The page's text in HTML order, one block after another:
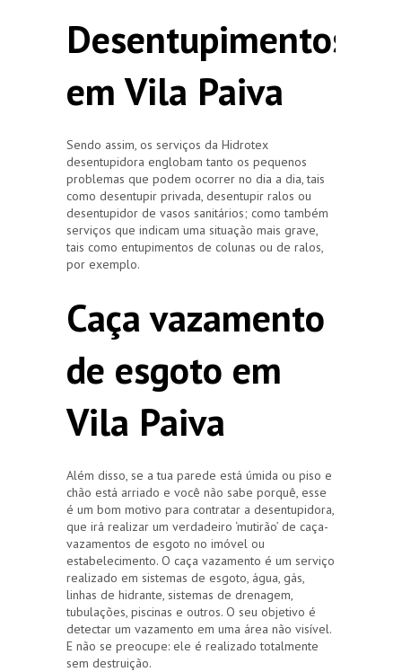
Desentupimentos
em Vila Paiva
Sendo assim, os serviços da Hidrotex
desentupidora englobam tanto os pequenos
problemas que podem ocorrer no dia a dia, tais
como desentupir privada, desentupir ralos ou
desentupidor de vasos sanitários; como também
serviços que indicam uma situação mais grave,
tais como entupimentos de colunas ou de ralos,
por exemplo.
Caça vazamento
de esgoto em
Vila Paiva
Além disso, se a tua parede está úmida ou piso e
chão está arriado e você não sabe porquê, esse
é um bom motivo para contratar a desentupidora,
que irá realizar um verdadeiro ‘mutirão’ de caça-
vazamentos de esgoto no imóvel ou
estabelecimento. O caça vazamento é um serviço
realizado em sistemas de esgoto, água, gás,
linhas de hidrante, sistemas de drenagem,
tubulações, piscinas e outros. O seu objetivo é
detectar um vazamento em uma área não visível.
E não se preocupe: ele é realizado totalmente
sem destruição.